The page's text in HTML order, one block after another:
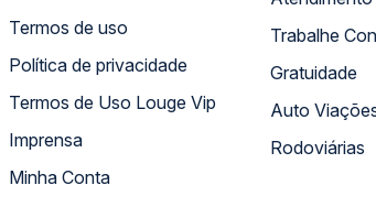
Termos de uso
Política de privacidade
Termos de Uso Louge Vip
Imprensa
Minha Conta
Trabalhe
Gratuidade
Auto
Rodoviárias